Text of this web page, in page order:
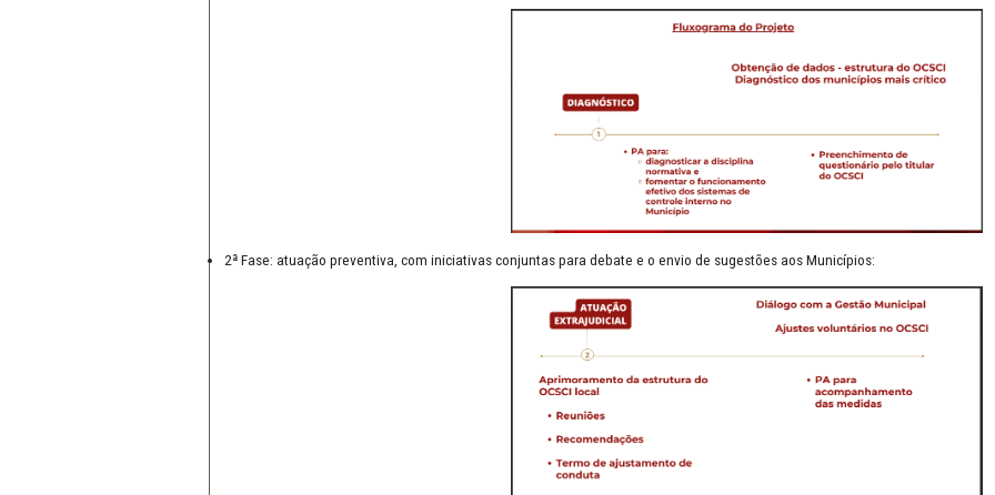
A partir disso, exsurge a compreensão de que um sistema de controle interno bem estruturado,
A atuação das Promotorias de Justiça no aprimoramento do Controle Interno dos Municípios,